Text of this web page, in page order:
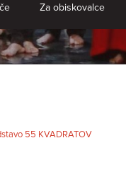
Za obiskovalce
55 KVADRATOV